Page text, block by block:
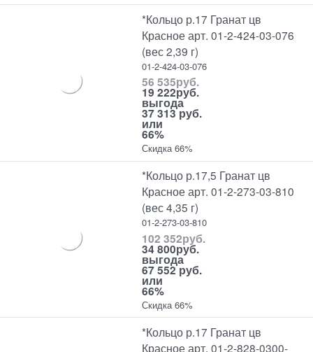
*Кольцо р.17 Гранат цв
Красное арт. 01-2-424-03-076
(вес 2,39 г)
01-2-424-03-076
56 535руб.
19 222руб.
выгода
37 313 руб.
или
66%
Скидка 66%
*Кольцо р.17,5 Гранат цв
Красное арт. 01-2-273-03-810
(вес 4,35 г)
01-2-273-03-810
102 352руб.
34 800руб.
выгода
67 552 руб.
или
66%
Скидка 66%
*Кольцо р.17 Гранат цв
Красное арт. 01-2-828-0300-